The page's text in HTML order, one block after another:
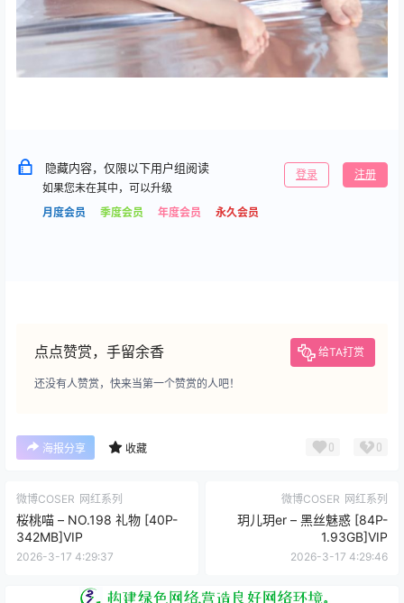
隐藏内容，仅限以下用户组阅读
如果您未在其中，可以升级
月度会员
季度会员 年度会员 永久会员
登录 注册
点点赞赏，手留余香 给TA打赏
还没有人赞赏，快来当第一个赞赏的人吧！
海报分享 收藏 0 0
微博COSER 网红系列
桜桃喵 – NO.198 礼物 [40P-
342MB]VIP
2026-3-17 4:29:37
微博COSER 网红系列
玥儿玥er – 黑丝魅惑 [84P-
1.93GB]VIP
2026-3-17 4:29:46